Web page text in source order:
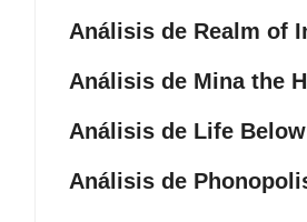
Análisis de Realm of
Análisis de Mina the
Análisis de Life Below
Análisis de